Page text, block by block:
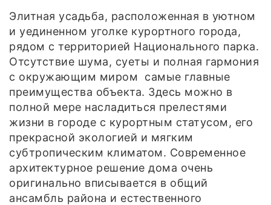
Элитная усадьба, расположенная в уютном
и уединенном уголке курортного города,
рядом с территорией Национального парка.
Отсутствие шума, суеты и полная гармония
с окружающим миром самые главные
преимущества объекта. Здесь можно в
полной мере насладиться прелестями
жизни в городе с курортным статусом, его
прекрасной экологией и мягким
субтропическим климатом. Современное
архитектурное решение дома очень
оригинально вписывается в общий
ансамбль района и естественного